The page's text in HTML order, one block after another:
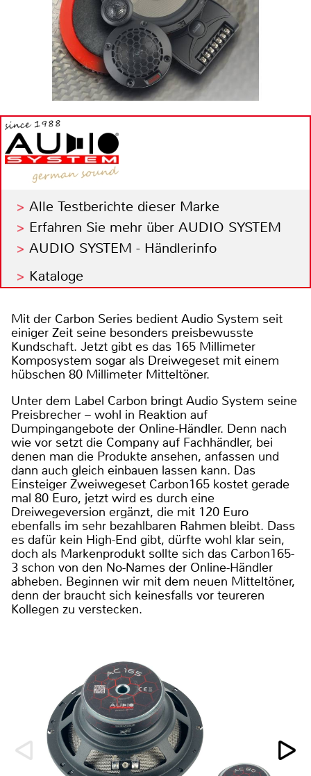
Alle Testberichte dieser Marke
Erfahren Sie mehr über AUDIO SYSTEM
AUDIO SYSTEM - Händlerinfo
Kataloge
Mit der Carbon Series bedient Audio System seit
einiger Zeit seine besonders preisbewusste
Kundschaft. Jetzt gibt es das 165 Millimeter
Komposystem sogar als Dreiwegeset mit einem
hübschen 80 Millimeter Mitteltöner.
Unter dem Label Carbon bringt Audio System seine
Preisbrecher – wohl in Reaktion auf
Dumpingangebote der Online-Händler. Denn nach
wie vor setzt die Company auf Fachhändler, bei
denen man die Produkte ansehen, anfassen und
dann auch gleich einbauen lassen kann. Das
Einsteiger Zweiwegeset Carbon165 kostet gerade
mal 80 Euro, jetzt wird es durch eine
Dreiwegeversion ergänzt, die mit 120 Euro
ebenfalls im sehr bezahlbaren Rahmen bleibt. Dass
es dafür kein High-End gibt, dürfte wohl klar sein,
doch als Markenprodukt sollte sich das Carbon165-
3 schon von den No-Names der Online-Händler
abheben. Beginnen wir mit dem neuen Mitteltöner,
denn der braucht sich keinesfalls vor teureren
Kollegen zu verstecken.